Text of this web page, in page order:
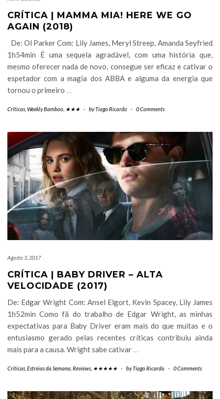
CRÍTICA | MAMMA MIA! HERE WE GO
AGAIN (2018)
De: Ol Parker Com: Lily James, Meryl Streep, Amanda Seyfried
1h54min É uma sequela agradável, com uma história que,
mesmo oferecer nada de novo, consegue ser eficaz e cativar o
espetador com a magia dos ABBA e alguma da energia que
tornou o primeiro …
Críticas Weekly Bamboo ★★★ - byTiago Ricardo - 0 Comments
Agosto 3, 2017
CRÍTICA | BABY DRIVER – ALTA
VELOCIDADE (2017)
De: Edgar Wright Com: Ansel Elgort, Kevin Spacey, Lily James
1h52min Como fã do trabalho de Edgar Wright, as minhas
expectativas para Baby Driver eram mais do que muitas e o
entusiasmo gerado pelas recentes críticas contribuiu ainda
mais para a causa. Wright sabe cativar …
Críticas Estreias da Semana Reviews ★★★★★ - byTiago Ricardo - 0 Comments